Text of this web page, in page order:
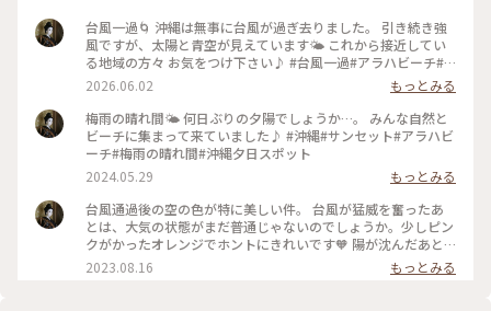
げ
台風一過🌀 沖縄は無事に台風が過ぎ去りました。 引き続き強
風ですが、太陽と青空が見えています🌤️ これから接近してい
る地域の方々 お気をつけ下さい♪ #台風一過#アラハビーチ#
北谷町
2026.06.02
もっとみる
梅雨の晴れ間🌤️ 何日ぶりの夕陽でしょうか…。 みんな自然と
ビーチに集まって来ていました♪ #沖縄#サンセット#アラハビ
ーチ#梅雨の晴れ間#沖縄夕日スポット
2024.05.29
もっとみる
台風通過後の空の色が特に美しい件。 台風が猛威を奮ったあ
とは、大気の状態がまだ普通じゃないのでしょうか。少しピン
クがかったオレンジでホントにきれいです🧡 陽が沈んだあと
の空や空気感を、沖縄の方言では『アコークロー』と言って、
昔の人もこのひと時を楽しんだ事がわかります。 現在の沖縄の
2023.08.16 もっとみる